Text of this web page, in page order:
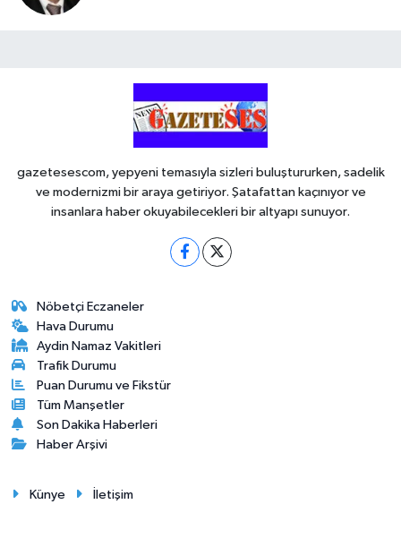
gazetesescom, yepyeni temasıyla sizleri buluştururken, sadelik
ve modernizmi bir araya getiriyor. Şatafattan kaçınıyor ve
insanlara haber okuyabilecekleri bir altyapı sunuyor.
Nöbetçi Eczaneler
Hava Durumu
Aydin Namaz Vakitleri
Trafik Durumu
Puan Durumu ve Fikstür
Tüm Manşetler
Son Dakika Haberleri
Haber Arşivi
Künye İletişim